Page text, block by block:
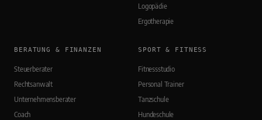
Logopädie
Ergotherapie
BERATUNG & FINANZEN
Steuerberater
Rechtsanwalt
Unternehmensberater
Coach
SPORT & FITNESS
Fitnessstudio
Personal Trainer
Tanzschule
Hundeschule